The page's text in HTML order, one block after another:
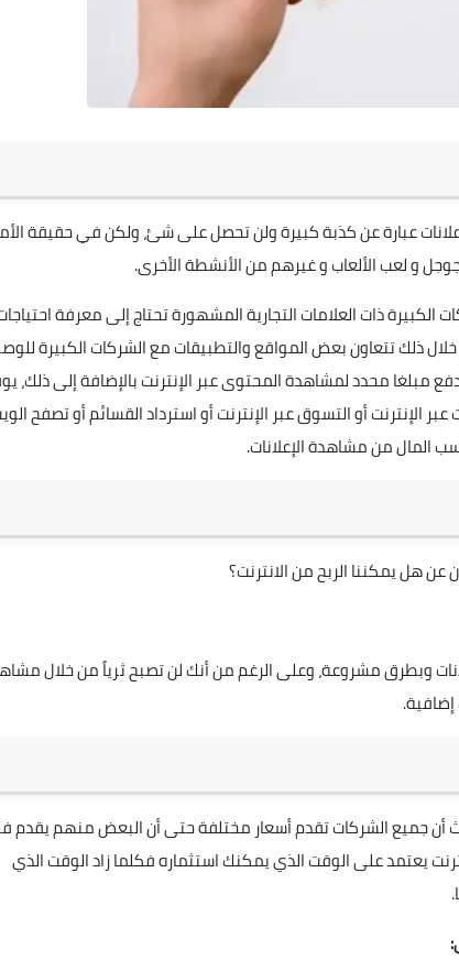
عبارة عن كذبة كبيرة ولن تحصل على شئ، ولكن في حقيقة
و لعب الألعاب و غيرهم من الأنشطة الأخرى.
ذات العلامات التجارية المشهورة تحتاج إلى معرفة
ذلك تتعاون بعض المواقع والتطبيقات مع الشركات الكبيرة
محدد لمشاهدة المحتوى عبر الإنترنت بالإضافة إلى ذلك،
الإنترنت أو التسوق عبر الإنترنت أو استرداد القسائم أو تصفح
المال منمشاهدة الإعلانات.
هل يمكننا الربح من الانترنت؟
وبطرق مشروعة، وعلى الرغم من أنك لن تصبح ثرياً من خلال
أن جميع الشركات تقدم أسعار مختلفة حتى أن البعض منهم يقدم
يعتمد على الوقت الذي يمكنك استثماره فكلما زاد الوقت الذي